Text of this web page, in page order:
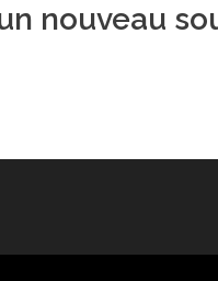
nouveau